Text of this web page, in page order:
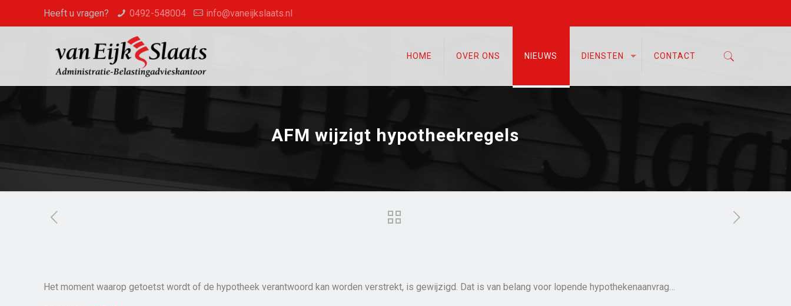
Heeft u vragen? 0492-548004 info@vaneijkslaats.nl
HOME OVER ONS NIEUWS DIENSTEN CONTACT
AFM wijzigt hypotheekregels
Het moment waarop getoetst wordt of de hypotheek verantwoord kan worden verstrekt, is gewijzigd. Dat is van belang voor lopende hypothekenaanvrag…